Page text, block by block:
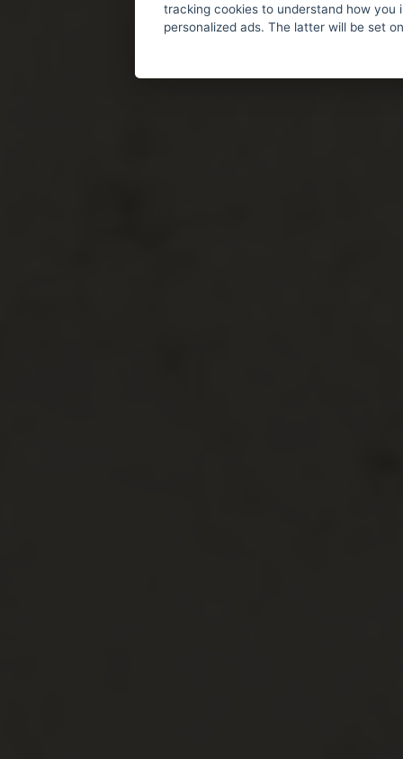
tracking cookies to understand how
personalized ads. The latter will be set